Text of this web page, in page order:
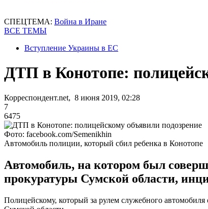
СПЕЦТЕМА: Война в Иране
ВСЕ ТЕМЫ
Вступление Украины в ЕС
ДТП в Конотопе:
Корреспондент.net, 8 июня 2019, 02:28
7
6475
Фото: facebook.com/Semenikhin
Автомобиль полиции, который сбил ребенка в Конотопе
Автомобиль, на котором был
прокуратуры Сумской области,
Полицейскому, который за рулем служебного